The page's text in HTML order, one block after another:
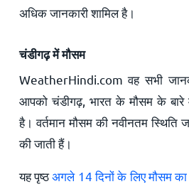
अधिक जानकारी शामिल है।
चंडीगढ़ में मौसम
WeatherHindi.com वह सभी
आपको चंडीगढ़, भारत के मौसम के
है। वर्तमान मौसम की नवीनतम
की जाती हैं।
यह पृष्ठअगले 14 दिनों के लिए मौसम का